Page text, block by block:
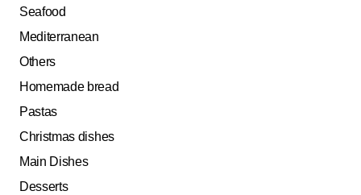
Seafood
Mediterranean
Others
Homemade bread
Pastas
Christmas dishes
Main Dishes
Desserts